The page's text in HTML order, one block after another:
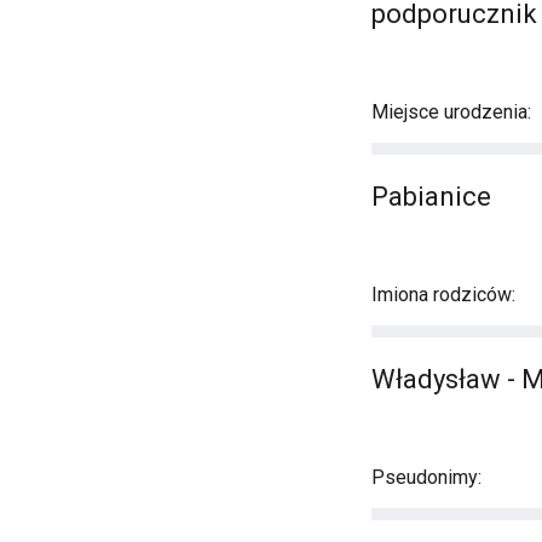
podporucznik
Miejsce urodzenia:
Pabianice
Imiona rodziców:
Władysław -
Pseudonimy: